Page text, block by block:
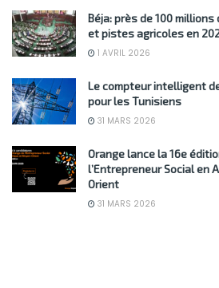
Béja: près de 100
et pistes agricoles en
1 AVRIL 2026
Le compteur intelligent
pour les Tunisiens
31 MARS 2026
Orange lance la 16e
l’Entrepreneur Social en
Orient
31 MARS 2026